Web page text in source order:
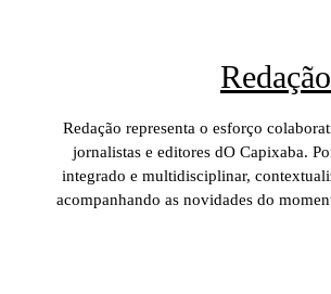
Redação
Redação representa o esforço
jornalistas e editores dO Capixaba.
integrado e multidisciplinar,
acompanhando as novidades do